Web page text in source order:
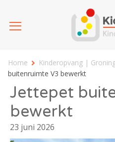
Home Kinderopvang |
buitenruimte V3 bewerkt
Jettepet
bewerkt
23 juni 2026